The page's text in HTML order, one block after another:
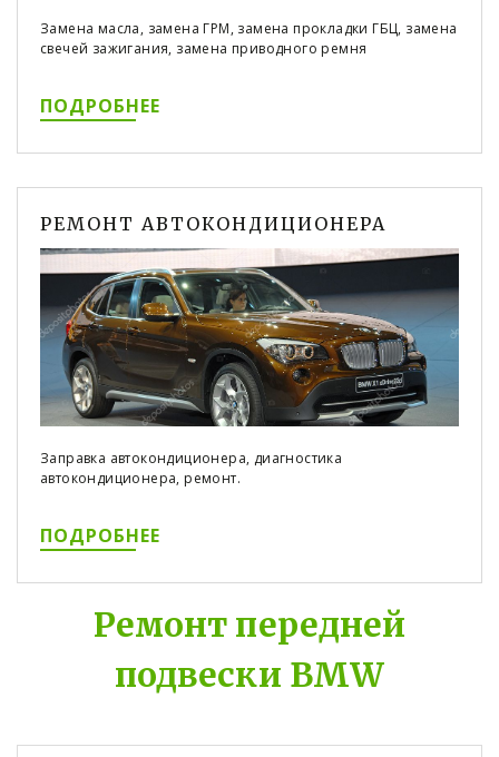
Замена масла, замена ГРМ, замена прокладки ГБЦ, замена
свечей зажигания, замена приводного ремня
ПОДРОБНЕЕ
РЕМОНТ АВТОКОНДИЦИОНЕРА
Заправка автокондиционера, диагностика
автокондиционера, ремонт.
ПОДРОБНЕЕ
Ремонт передней
подвески BMW